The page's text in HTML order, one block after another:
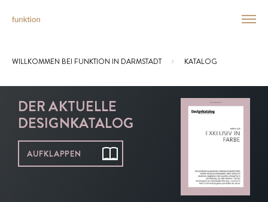
Sie sind hier:
WILLKOMMEN BEI FUNKTION IN DARMSTADT KATALOG
DER AKTUELLE
DESIGNKATALOG
AUFKLAPPEN